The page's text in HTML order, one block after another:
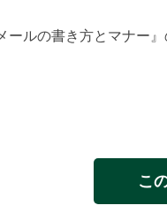
ールの書き方とマナー
こ